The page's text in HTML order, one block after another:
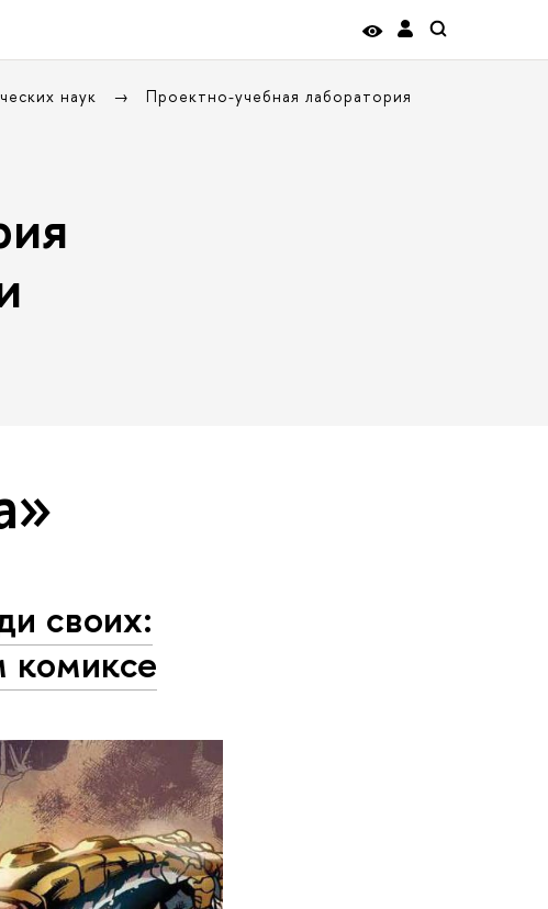
наук
Проектно-учебная лаборатория
своих:
комиксе